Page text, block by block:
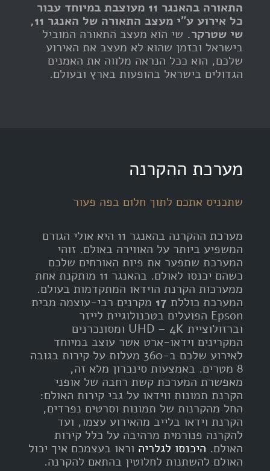
התאורה בהאנגר 11 מעוצבת במיוחד עבור
כל אירוע ע"י מעצב התאורה של האנגר 11,
שי שטרקר. שי הוא מעצב התאורה המוביל
בישראל ובזמן שהוא לא מעצב את האירוע
שלכם, הוא ככל הנראה מלווה את האמנים
הגדולים בישראל בהופעות בארץ ובעולם.
מערכת ההקרנה
שתכניס אתכם לתוך חלום בפה פעור
מערכת ההקרנה בהאנגר 11 היא אולי הגורם
המשפיע ביותר על האווירה באולם. זוהי
המערכת שתפער את פיות האורחים שלכם
כשהם יכנסו לאולם. בהאנגר 11 מותקנת אחת
ממערכות הקרנת הוידאו המתקדמות בעולם.
המערכת כוללת 17 מקרנים רבי-עוצמה מבית
Epson הפועלים בטכנולוגיית לייזר
וברזולוציית UHD – 4K ומסונכרנים
המקרינים וידאו-ארט אשר עוצב במיוחד
לאירוע שלכם ב-360 מעלות על קירות בגובה
8 מטרים. באמצעות סינכרון מלא זה,
מאפשרת המערכת קשת רחבה של אופני
הקרנת תמונות ווידאו על גבי קירות האולם:
החל מהקרנות של תמונות וסרטים נפרדים,
הקרנת וידאו בלייב מהאירוע עצמו, ועד
להקרנה פנורמית מרהיבה על כלל קירות
האולם. היכנסו לגלריה וראו בעצמכם איך יכול
האולם להשתנות לחלוטין בהתאם להקרנה.